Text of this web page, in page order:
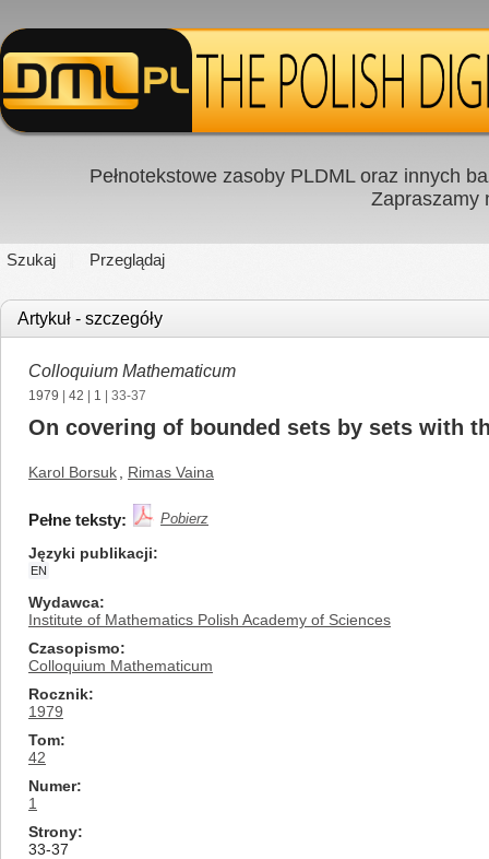
Pełnotekstowe zasoby PLDML oraz innych
Zapraszamy
Szukaj Przeglądaj
Artykuł - szczegóły
Colloquium Mathematicum
1979 42 1 | 33-37
On covering of bounded sets by sets with
Karol Borsuk Rimas Vaina
Pełne teksty: Pobierz
Języki publikacji
EN
Wydawca
Institute of Mathematics Polish Academy of Sciences
Czasopismo
Colloquium Mathematicum
Rocznik
1979
Tom
42
Numer
1
Strony
33-37